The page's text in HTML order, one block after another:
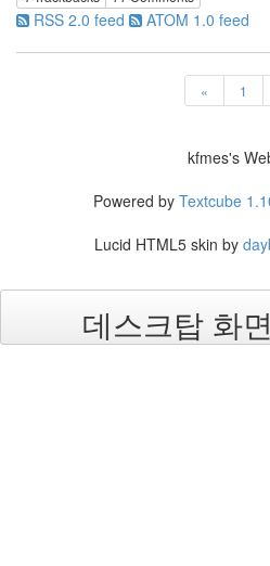
RSS 2.0 feed ATOM 1.0 feed
« 1
슬
라
모
kfmes's
Powered by Textcube
Lucid HTML5 skin by
데스크탑 화